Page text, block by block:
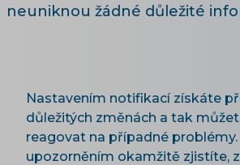
neuniknou žádné důležité
Nastavením notifikací získáte
důležitých změnách a tak
reagovat na případné
upozorněním okamžitě zjistíte,